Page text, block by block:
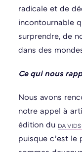
radicale et de
incontournable
surprendre, de
dans des
Ce qui nous
Nous avons
notre appel à
édition du DA
puisque c’est le